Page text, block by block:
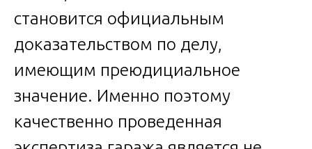
становится официальным
доказательством по делу,
имеющим преюдициальное
значение. Именно поэтому
качественно проведенная